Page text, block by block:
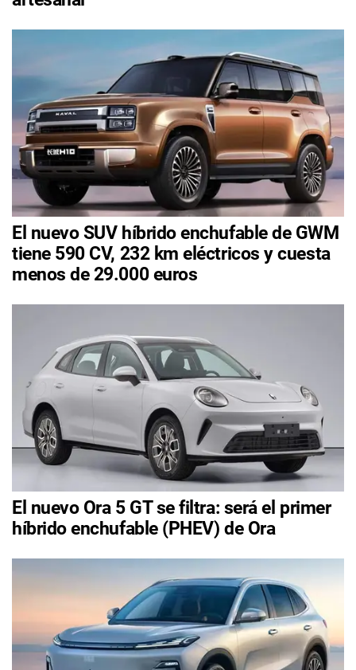
El nuevo SUV híbrido enchufable de GWM
tiene 590 CV, 232 km eléctricos y cuesta
menos de 29.000 euros
El nuevo Ora 5 GT se filtra: será el primer
híbrido enchufable (PHEV) de Ora